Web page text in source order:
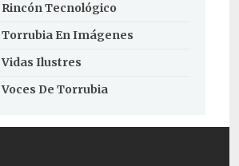
Rincón Tecnológico
Torrubia En Imágenes
Vidas Ilustres
Voces De Torrubia